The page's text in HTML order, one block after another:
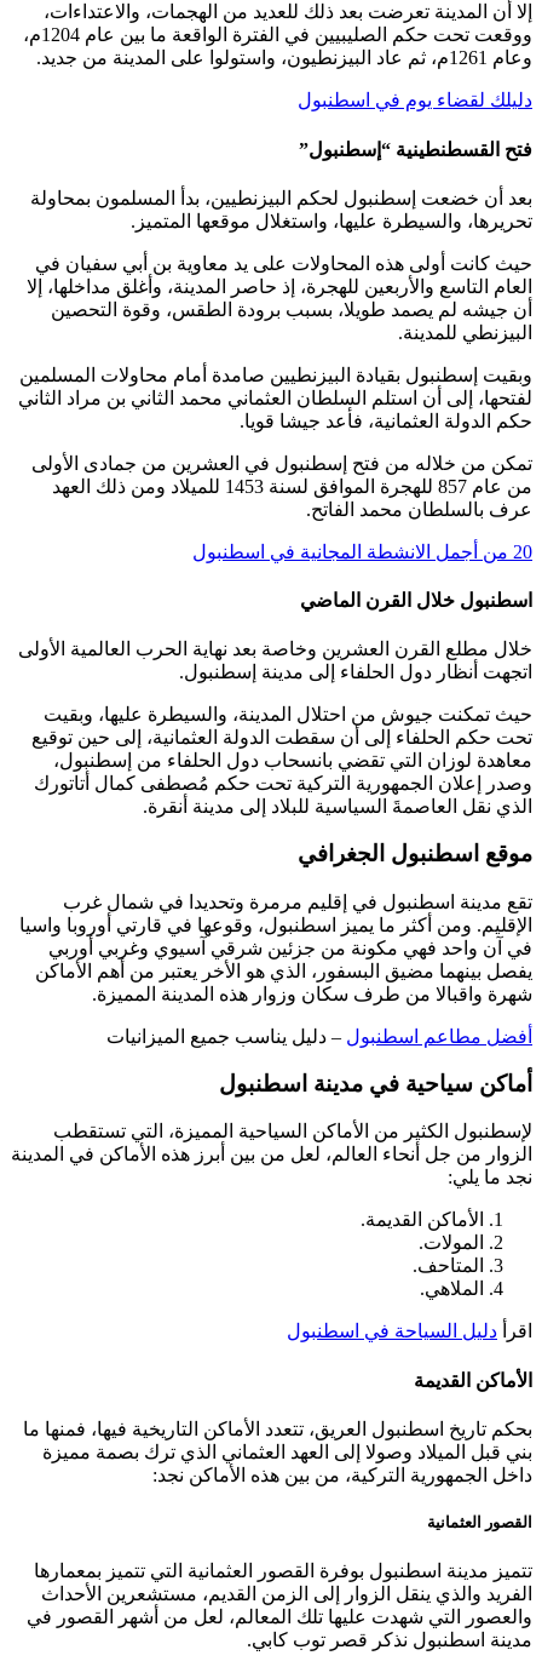
إلا أن المدينة تعرضت بعد ذلك للعديد من الهجمات، والاعتداءات،
ووقعت تحت حكم الصليبيين في الفترة الواقعة ما بين عام 1204م،
وعام 1261م، ثم عاد البيزنطيون، واستولوا على المدينة من جديد.
دليلك لقضاء يوم في اسطنبول
فتح القسطنطينية “إسطنبول”
بعد أن خضعت إسطنبول لحكم البيزنطيين، بدأ المسلمون بمحاولة
تحريرها، والسيطرة عليها، واستغلال موقعها المتميز.
حيث كانت أولى هذه المحاولات على يد معاوية بن أبي سفيان في
العام التاسع والأربعين للهجرة، إذ حاصر المدينة، وأغلق مداخلها، إلا
أن جيشه لم يصمد طويلا، بسبب برودة الطقس، وقوة التحصين
البيزنطي للمدينة.
وبقيت إسطنبول بقيادة البيزنطيين صامدة أمام محاولات المسلمين
لفتحها، إلى أن استلم السلطان العثماني محمد الثاني بن مراد الثاني
حكم الدولة العثمانية، فأعد جيشا قويا.
تمكن من خلاله من فتح إسطنبول في العشرين من جمادى الأولى
من عام 857 للهجرة الموافق لسنة 1453 للميلاد ومن ذلك العهد
عرف بالسلطان محمد الفاتح.
20 من أجمل الانشطة المجانية في اسطنبول
اسطنبول خلال القرن الماضي
خلال مطلع القرن العشرين وخاصة بعد نهاية الحرب العالمية الأولى
اتجهت أنظار دول الحلفاء إلى مدينة إسطنبول.
حيث تمكنت جيوش من احتلال المدينة، والسيطرة عليها، وبقيت
تحت حكم الحلفاء إلى أن سقطت الدولة العثمانية، إلى حين توقيع
معاهدة لوزان التي تقضي بانسحاب دول الحلفاء من إسطنبول،
وصدر إعلان الجمهورية التركية تحت حكم مُصطفى كمال أتاتورك
الذي نقل العاصمةَ السياسية للبلاد إلى مدينة أنقرة.
موقع اسطنبول الجغرافي
تقع مدينة اسطنبول في إقليم مرمرة وتحديدا في شمال غرب
الإقليم. ومن أكثر ما يميز اسطنبول، وقوعها في قارتي أوروبا واسيا
في آن واحد فهي مكونة من جزئين شرقي آسيوي وغربي أوربي
يفصل بينهما مضيق البسفور، الذي هو الأخر يعتبر من أهم الأماكن
شهرة واقبالا من طرف سكان وزوار هذه المدينة المميزة.
أفضل مطاعم اسطنبول – دليل يناسب جميع الميزانيات
أماكن سياحية في مدينة اسطنبول
لإسطنبول الكثير من الأماكن السياحية المميزة، التي تستقطب
الزوار من جل أنحاء العالم، لعل من بين أبرز هذه الأماكن في المدينة
نجد ما يلي:
الأماكن القديمة.
المولات.
المتاحف.
الملاهي.
اقرأ دليل السياحة في اسطنبول
الأماكن القديمة
بحكم تاريخ اسطنبول العريق، تتعدد الأماكن التاريخية فيها، فمنها ما
بني قبل الميلاد وصولا إلى العهد العثماني الذي ترك بصمة مميزة
داخل الجمهورية التركية، من بين هذه الأماكن نجد:
القصور العثمانية
تتميز مدينة اسطنبول بوفرة القصور العثمانية التي تتميز بمعمارها
الفريد والذي ينقل الزوار إلى الزمن القديم، مستشعرين الأحداث
والعصور التي شهدت عليها تلك المعالم، لعل من أشهر القصور في
مدينة اسطنبول نذكر قصر توب كابي.